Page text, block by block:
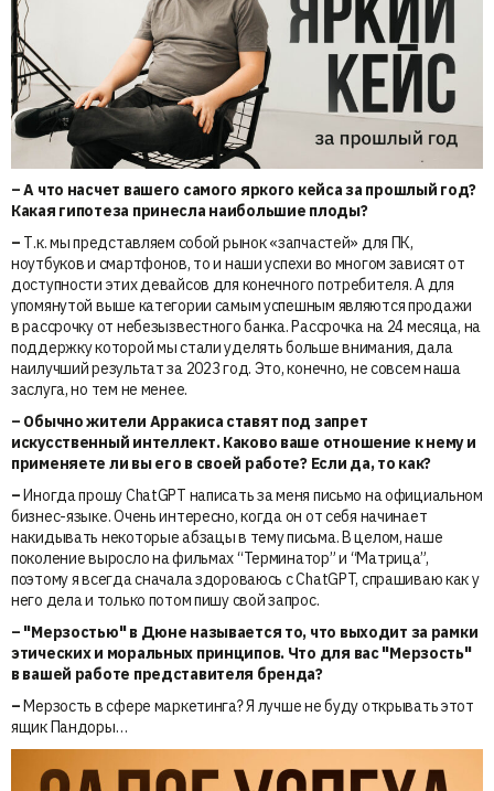
– А что насчет вашего самого яркого кейса за прошлый год?
Какая гипотеза принесла наибольшие плоды?
– Т.к. мы представляем собой рынок «запчастей» для ПК,
ноутбуков и смартфонов, то и наши успехи во многом зависят от
доступности этих девайсов для конечного потребителя. А для
упомянутой выше категории самым успешным являются продажи
в рассрочку от небезызвестного банка. Рассрочка на 24 месяца, на
поддержку которой мы стали уделять больше внимания, дала
наилучший результат за 2023 год. Это, конечно, не совсем наша
заслуга, но тем не менее.
– Обычно жители Арракиса ставят под запрет
искусственный интеллект. Каково ваше отношение к нему и
применяете ли вы его в своей работе? Если да, то как?
–Иногда прошу ChatGPT написать за меня письмо на официальном
бизнес-языке. Очень интересно, когда он от себя начинает
накидывать некоторые абзацы в тему письма. В целом, наше
поколение выросло на фильмах “Терминатор” и “Матрица”,
поэтому я всегда сначала здороваюсь с ChatGPT, спрашиваю как у
него дела и только потом пишу свой запрос.
– "Мерзостью" в Дюне называется то, что выходит за рамки
этических и моральных принципов. Что для вас "Мерзость"
в вашей работе представителя бренда?
–Мерзость в сфере маркетинга? Я лучше не буду открывать этот
ящик Пандоры…